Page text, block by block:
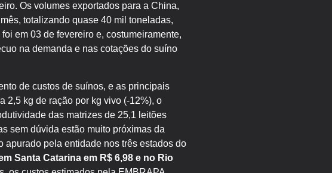
Os volumes exportados para a China,
totalizando quase 40 mil toneladas,
em 03 de fevereiro e, costumeiramente,
na demanda e nas cotações do suíno
de custos de suínos, e as principais
2,5 kg de ração por kg vivo (-12%), o
das matrizes de 25,1 leitões
sem dúvida estão muito próximas da
apurado pela entidade nos três estados do
Santa Catarina em R$ 6,98 e no Rio